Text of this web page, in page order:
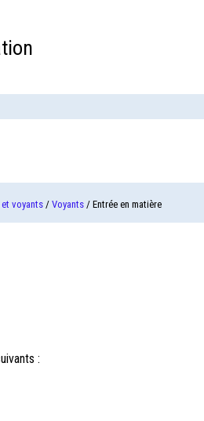
voyants/ Voyants / Entrée en matière
: